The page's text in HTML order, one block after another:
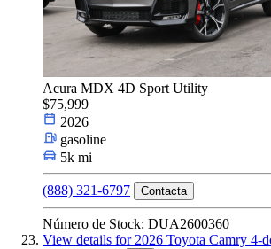
Acura MDX 4D Sport Utility
$75,999
2026
gasoline
5k mi
(888) 321-6797 Contacta
Número de Stock: DUA2600360
View details for 2026 Toyota Camry 4-